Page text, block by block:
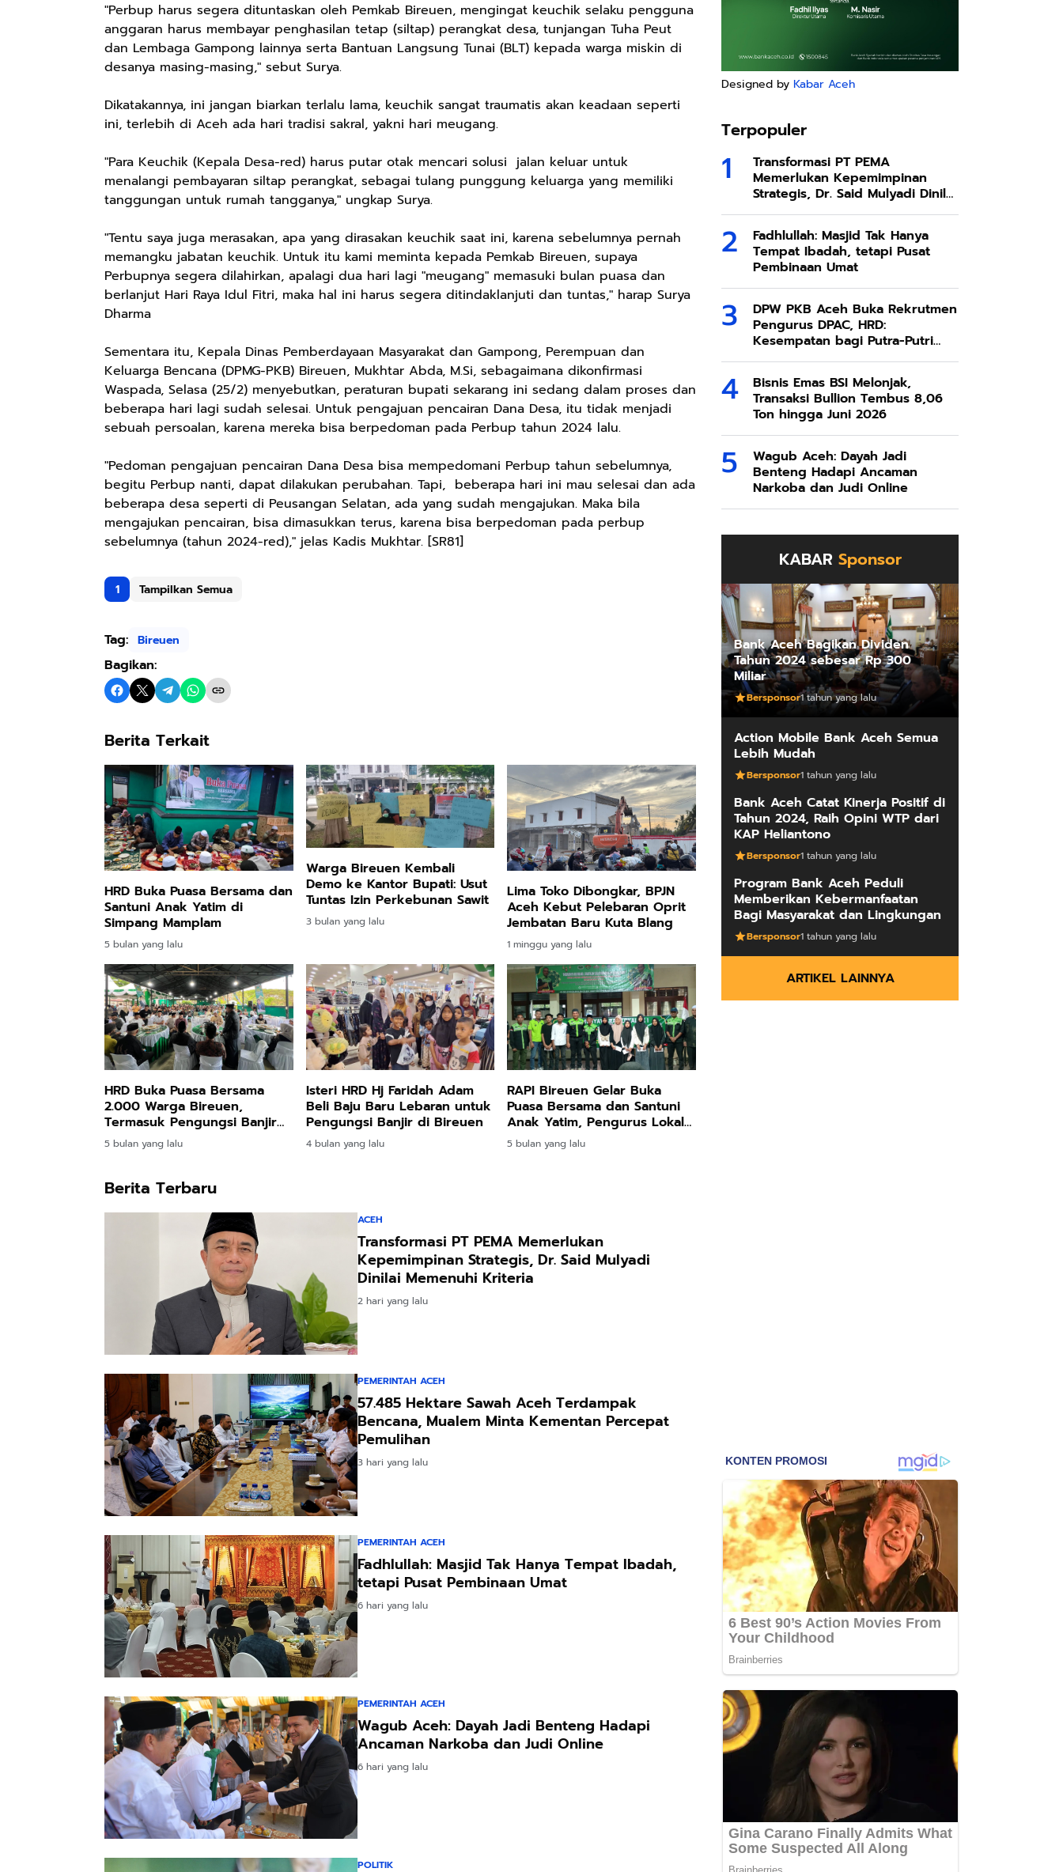
"Perbup harus segera dituntaskan oleh Pemkab Bireuen, mengingat keuchik selaku pengguna
anggaran harus membayar penghasilan tetap (siltap) perangkat desa, tunjangan Tuha Peut
dan Lembaga Gampong lainnya serta Bantuan Langsung Tunai (BLT) kepada warga miskin di
desanya masing-masing," sebut Surya.
Dikatakannya, ini jangan biarkan terlalu lama, keuchik sangat traumatis akan keadaan seperti
ini, terlebih di Aceh ada hari tradisi sakral, yakni hari meugang.
"Para Keuchik (Kepala Desa-red) harus putar otak mencari solusi jalan keluar untuk
menalangi pembayaran siltap perangkat, sebagai tulang punggung keluarga yang memiliki
tanggungan untuk rumah tangganya," ungkap Surya.
"Tentu saya juga merasakan, apa yang dirasakan keuchik saat ini, karena sebelumnya pernah
memangku jabatan keuchik. Untuk itu kami meminta kepada Pemkab Bireuen, supaya
Perbupnya segera dilahirkan, apalagi dua hari lagi "meugang" memasuki bulan puasa dan
berlanjut Hari Raya Idul Fitri, maka hal ini harus segera ditindaklanjuti dan tuntas," harap Surya
Dharma
Sementara itu, Kepala Dinas Pemberdayaan Masyarakat dan Gampong, Perempuan dan
Keluarga Bencana (DPMG-PKB) Bireuen, Mukhtar Abda, M.Si, sebagaimana dikonfirmasi
Waspada, Selasa (25/2) menyebutkan, peraturan bupati sekarang ini sedang dalam proses dan
beberapa hari lagi sudah selesai. Untuk pengajuan pencairan Dana Desa, itu tidak menjadi
sebuah persoalan, karena mereka bisa berpedoman pada Perbup tahun 2024 lalu.
"Pedoman pengajuan pencairan Dana Desa bisa mempedomani Perbup tahun sebelumnya,
begitu Perbup nanti, dapat dilakukan perubahan. Tapi, beberapa hari ini mau selesai dan ada
beberapa desa seperti di Peusangan Selatan, ada yang sudah mengajukan. Maka bila
mengajukan pencairan, bisa dimasukkan terus, karena bisa berpedoman pada perbup
sebelumnya (tahun 2024-red)," jelas Kadis Mukhtar. [SR81]
1 Tampilkan Semua
Tag: Bireuen
Bagikan:
Berita Terkait
HRD Buka Puasa Bersama dan
Santuni Anak Yatim di
Simpang Mamplam
5 bulan yang lalu
Warga Bireuen Kembali
Demo ke Kantor Bupati: Usut
Tuntas Izin Perkebunan Sawit
3 bulan yang lalu
Lima Toko Dibongkar, BPJN
Aceh Kebut Pelebaran Oprit
Jembatan Baru Kuta Blang
1 minggu yang lalu
HRD Buka Puasa Bersama
2.000 Warga Bireuen,
Termasuk Pengungsi Banjir
dan Longsor
5 bulan yang lalu
Isteri HRD Hj Faridah Adam
Beli Baju Baru Lebaran untuk
Pengungsi Banjir di Bireuen
4 bulan yang lalu
RAPI Bireuen Gelar Buka
Puasa Bersama dan Santuni
Anak Yatim, Pengurus Lokal
Jeunieb–Pandrah Dikukuhkan
5 bulan yang lalu
Berita Terbaru
ACEH
Transformasi PT PEMA Memerlukan
Kepemimpinan Strategis, Dr. Said Mulyadi
Dinilai Memenuhi Kriteria
2 hari yang lalu
PEMERINTAH ACEH
57.485 Hektare Sawah Aceh Terdampak
Bencana, Mualem Minta Kementan Percepat
Pemulihan
3 hari yang lalu
PEMERINTAH ACEH
Fadhlullah: Masjid Tak Hanya Tempat Ibadah,
tetapi Pusat Pembinaan Umat
6 hari yang lalu
PEMERINTAH ACEH
Wagub Aceh: Dayah Jadi Benteng Hadapi
Ancaman Narkoba dan Judi Online
6 hari yang lalu
POLITIK
Designed by Kabar Aceh
Terpopuler
Transformasi PT PEMA
Memerlukan Kepemimpinan
Strategis, Dr. Said Mulyadi Dinilai
Memenuhi Kriteria
Fadhlullah: Masjid Tak Hanya
Tempat Ibadah, tetapi Pusat
Pembinaan Umat
DPW PKB Aceh Buka Rekrutmen
Pengurus DPAC, HRD:
Kesempatan bagi Putra-Putri
Terbaik Aceh
Bisnis Emas BSI Melonjak,
Transaksi Bullion Tembus 8,06
Ton hingga Juni 2026
Wagub Aceh: Dayah Jadi
Benteng Hadapi Ancaman
Narkoba dan Judi Online
KABAR Sponsor
Bank Aceh Bagikan Dividen
Tahun 2024 sebesar Rp 300
Miliar
Bersponsor1 tahun yang lalu
Action Mobile Bank Aceh Semua
Lebih Mudah
Bersponsor1 tahun yang lalu
Bank Aceh Catat Kinerja Positif di
Tahun 2024, Raih Opini WTP dari
KAP Heliantono
Bersponsor1 tahun yang lalu
Program Bank Aceh Peduli
Memberikan Kebermanfaatan
Bagi Masyarakat dan Lingkungan
Bersponsor1 tahun yang lalu
ARTIKEL LAINNYA